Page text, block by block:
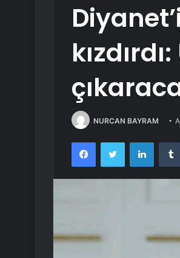
NURCAN BAYRAM
FacebookTwitter